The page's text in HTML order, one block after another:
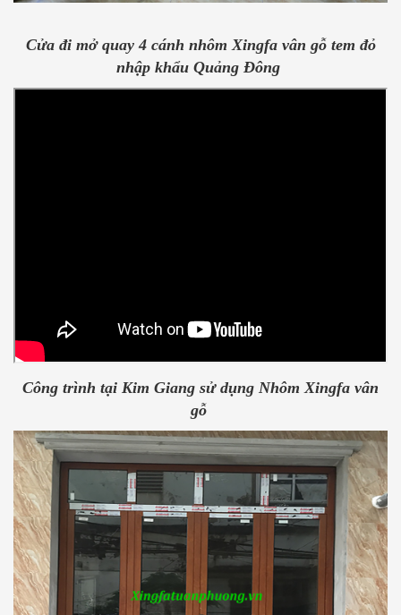
Cửa đi mở quay 4 cánh nhôm Xingfa vân gỗ tem đỏ
nhập khẩu Quảng Đông
Công trình tại Kim Giang sử dụng Nhôm Xingfa vân
gỗ